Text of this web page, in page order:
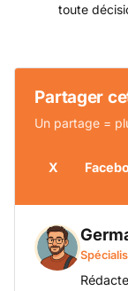
toute
Partager
Un partage =
X